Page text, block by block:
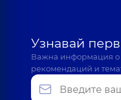
Узнавай
Важна информация о
рекомендаций и